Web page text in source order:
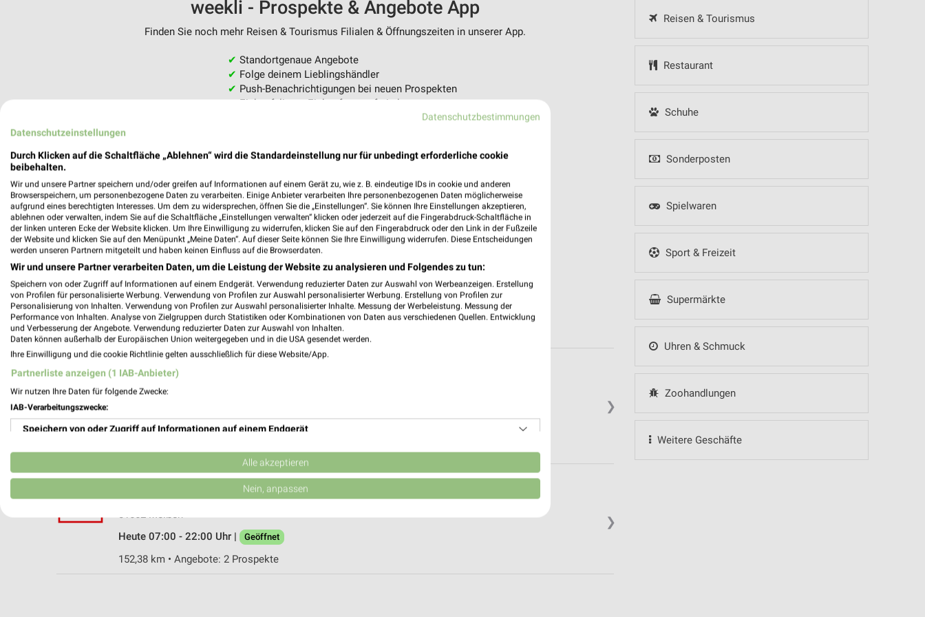
Reisen & Tourismus
Restaurant
Schuhe
Sonderposten
Spielwaren
Sport & Freizeit
Supermärkte
Uhren & Schmuck
Zoohandlungen
Weitere Geschäfte
weekli - Prospekte & Angebote App
Finden Sie noch mehr Reisen & Tourismus Filialen & Öffnungszeiten in unserer App.
✔ Standortgenaue Angebote
✔ Folge deinem Lieblingshändler
✔ Push-Benachrichtigungen bei neuen Prospekten
✔Einkaufsliste - Einkauf stressfrei planen
❯
Kaufland Meißen
01662 Meißen
Heute 07:00 - 22:00 Uhr | Geöffnet
❯
Schützestraße 1
01662 Meißen
Heute 07:00 - 22:00 Uhr |
Geöffnet
152,38 km • Angebote: 2 Prospekte
Datenschutzbestimmungen
Datenschutzeinstellungen
Durch Klicken auf die Schaltfläche „Ablehnen“ wird die Standardeinstellung nur für unbedingt erforderliche cookie
beibehalten.
Wir und unsere Partner speichern und/oder greifen auf Informationen auf einem Gerät zu, wie z. B. eindeutige IDs in cookie und anderen
Browserspeichern, um personenbezogene Daten zu verarbeiten. Einige Anbieter verarbeiten Ihre personenbezogenen Daten möglicherweise
aufgrund eines berechtigten Interesses. Um dem zu widersprechen, öffnen Sie die „Einstellungen“. Sie können Ihre Einstellungen akzeptieren,
ablehnen oder verwalten, indem Sie auf die Schaltfläche „Einstellungen verwalten“ klicken oder jederzeit auf die Fingerabdruck-Schaltfläche in
der linken unteren Ecke der Website klicken. Um Ihre Einwilligung zu widerrufen, klicken Sie auf den Fingerabdruck oder den Link in der Fußzeile
der Website und klicken Sie auf den Menüpunkt „Meine Daten“. Auf dieser Seite können Sie Ihre Einwilligung widerrufen. Diese Entscheidungen
werden unseren Partnern mitgeteilt und haben keinen Einfluss auf die Browserdaten.
Wir und unsere Partner verarbeiten Daten, um die Leistung der Website zu analysieren und Folgendes zu tun:
Speichern von oder Zugriff auf Informationen auf einem Endgerät. Verwendung reduzierter Daten zur Auswahl von Werbeanzeigen. Erstellung
von Profilen für personalisierte Werbung. Verwendung von Profilen zur Auswahl personalisierter Werbung. Erstellung von Profilen zur
Personalisierung von Inhalten. Verwendung von Profilen zur Auswahl personalisierter Inhalte. Messung der Werbeleistung. Messung der
Performance von Inhalten. Analyse von Zielgruppen durch Statistiken oder Kombinationen von Daten aus verschiedenen Quellen. Entwicklung
und Verbesserung der Angebote. Verwendung reduzierter Daten zur Auswahl von Inhalten.
Daten können außerhalb der Europäischen Union weitergegeben und in die USA gesendet werden.
Ihre Einwilligung und die cookie Richtlinie gelten ausschließlich für diese Website/App.
Partnerliste anzeigen (1 IAB-Anbieter)
Wir nutzen Ihre Daten für folgende Zwecke:
IAB-Verarbeitungszwecke:
Speichern von oder Zugriff auf Informationen auf einem Endgerät
Verwendung reduzierter Daten zur Auswahl von Werbeanzeigen
Erstellung von Profilen für personalisierte Werbung
Erstellung von Profilen zur Personalisierung von Inhalten
Alle akzeptieren
Nein, anpassen